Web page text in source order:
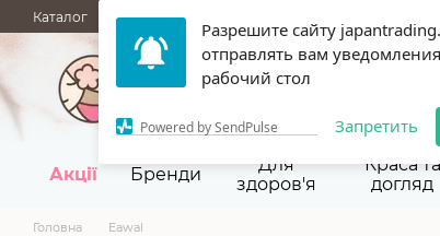
Разрешите сайту
отправлять вам
рабочий стол
Powered by SendPulse Запретить
Перейти до основного контенту
Каталог АКЦІЇ НОВИНКИ
067 945-92-29,
Акції Бренди
Для
здоров'я
Краса та
догляд
Головна Eawal